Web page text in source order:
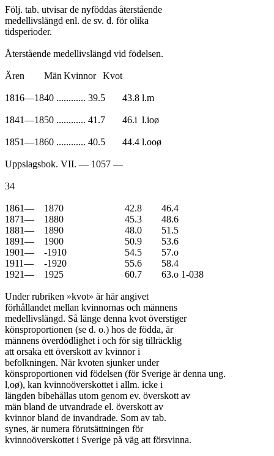
Följ. tab. utvisar de nyföddas återstående
medellivslängd enl. de sv. d. för olika
tidsperioder.
Återstående medellivslängd vid födelsen.
Ären	Män	Kvinnor	Kvot
1816—1840 ............ 39.5	43.8	l.m
1841—1850 ............ 41.7	46.i	l.ioø
1851—1860 ............ 40.5	44.4	l.ooø
Uppslagsbok. VII. — 1057 —
34
1861—	1870 			 42.8	46.4
1871—	1880 			 45.3	48.6
1881—	1890 			 48.0	51.5
1891—	1900 			 50.9	53.6
1901—	-1910 			 54.5	57.o
1911—	-1920 			 55.6	58.4
1921—	1925 			 60.7	63.o	1-038
Under rubriken »kvot» är här angivet
förhållandet mellan kvinnornas och männens
medellivslängd. Så länge denna kvot överstiger
könsproportionen (se d. o.) hos de födda, är
männens överdödlighet i och för sig tillräcklig
att orsaka ett överskott av kvinnor i
befolkningen. När kvoten sjunker under
könsproportionen vid födelsen (för Sverige är denna ung.
l,oø), kan kvinnoöverskottet i allm. icke i
längden bibehållas utom genom ev. överskott av
män bland de utvandrade el. överskott av
kvinnor bland de invandrade. Som av tab.
synes, är numera förutsättningen för
kvinnoöverskottet i Sverige på väg att försvinna.